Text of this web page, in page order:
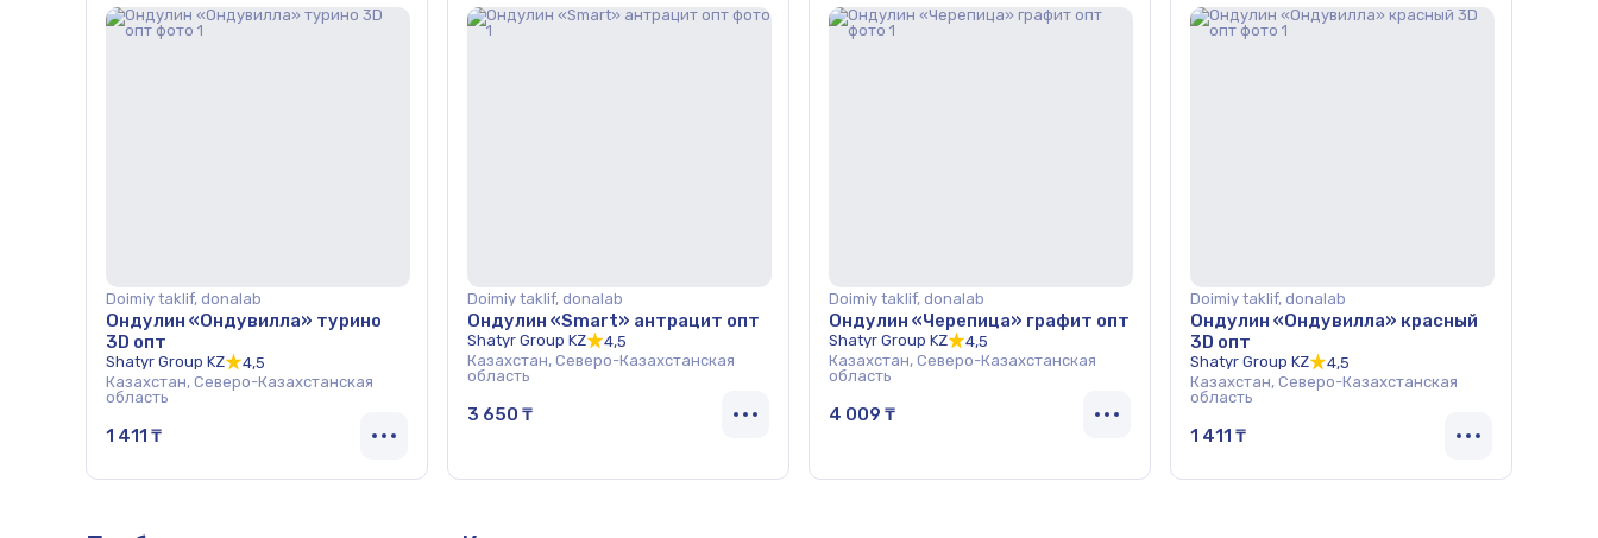
Doimiy taklif, donalab
Ондулин «Ондувилла» турино
3D опт
Shatyr Group KZ
4,5
Казахстан, Северо-Казахстанская
область
1 411 ₸
Doimiy taklif, donalab
Ондулин «Smart» антрацит опт
Shatyr Group KZ
4,5
Казахстан, Северо-Казахстанская
область
3 650 ₸
Doimiy taklif, donalab
Ондулин «Черепица» графит опт
Shatyr Group KZ
4,5
Казахстан, Северо-Казахстанская
область
4 009 ₸
Doimiy taklif, donalab
Ондулин «Ондувилла» красный
3D опт
Shatyr Group KZ
4,5
Казахстан, Северо-Казахстанская
область
1 411 ₸